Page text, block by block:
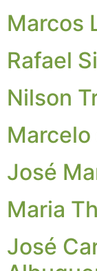
Marcos
Rafael
Nilson
José
Maria
José